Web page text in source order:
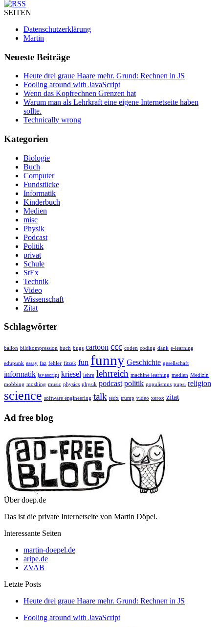
SEITEN
Datenschutzerklärung
Martin
Neueste Beiträge
Heute drei graue Haare mehr. Grund: Rechnen in JS
Fooling around with JavaScript
Wenn das Kopfrechnen Grenzen hat
Warum man als Lehrkraft eine eigene Internetseite haben
sollte.
Technically wrong
Kategorien
Biologie
Buch
Computer
Fundstücke
Informatik
Kinderbuch
Medien
misc
Physik
Podcast
Politik
privat
Schule
StEx
Technik
Video
Wissenschaft
Zitat
Schlagwörter
ballon bildkompression buch bugs cartoon ccc coden coding dank e-learning
edupunk essay faz fehler fitzek fun funny Geschichte gesellschaft
informatik javascript kriesel lehre lehrreich machine learning medien Medizin
mobbing moshing music physics physik podcast politik populismus pupsi religion
science software engineering talk tedx trump video xerox zitat
Ad free blog
Über doep.de
Das ist die private Internetseite von Martin Döpel.
Interessante Seiten
martin-doepel.de
aripe.de
ZVAB
Letzte Posts
Heute drei graue Haare mehr. Grund: Rechnen in JS
Fooling around with JavaScript